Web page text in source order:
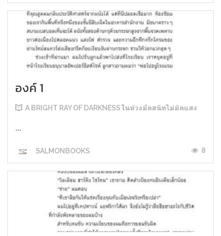
องค์ 1
A BRIGHT RAY OF DARKNESS ในห้วงมืดสนิทไม่มิดแสง
...
SALMONBOOKS 8